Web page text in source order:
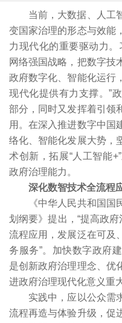
当前，大数据、人工
变国家治理的形态与效能
力现代化的重要驱动力。
网络强国战略，把数字技
政府数字化、智能化运行
现代化提供有力支撑。”
部分，同时又发挥着引领
用。在深入推进数字中国
络化、智能化发展大势，
术创新，拓展“人工智能
政府治理能力。
深化数智技术全流程
《中华人民共和国国民
划纲要》提出，“提高政
流程应用，发展泛在可及
务服务”。加快数字政府
是创新政府治理理念、优
进政府治理现代化意义重大
实践中，应以公众需求
流程再造与体验升级，促